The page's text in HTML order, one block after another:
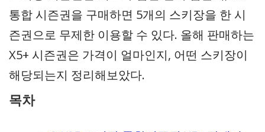
통합 시즌권을 구매하면 5개의 스키장을 한 시
즌권으로 무제한 이용할 수 있다. 올해 판매하는
X5+ 시즌권은 가격이 얼마인지, 어떤 스키장이
해당되는지 정리해보았다.
목차